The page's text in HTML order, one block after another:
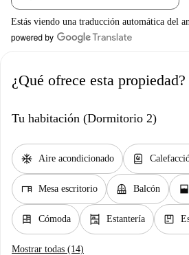
Estás viendo una traducción automática del
¿Qué ofrece esta propiedad?
Tu habitación (Dormitorio 2)
ac_unit Aire acondicionado water_heater
desk Mesa escritorio balcony Balcón window_open
dresser Cómoda shelves Estantería package
Mostrar todas (14)